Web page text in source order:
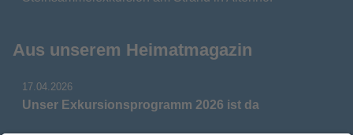
Aus unserem Heimatmagazin
17.04.2026
Unser Exkursionsprogramm 2026 ist da